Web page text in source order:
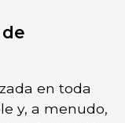
en toda
y, a menudo,